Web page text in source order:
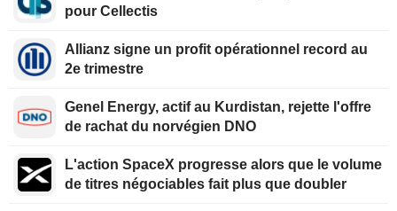
pour Cellectis
Allianz signe un profit opérationnel record au
2e trimestre
Genel Energy, actif au Kurdistan, rejette l'offre
de rachat du norvégien DNO
L'action SpaceX progresse alors que le volume
de titres négociables fait plus que doubler